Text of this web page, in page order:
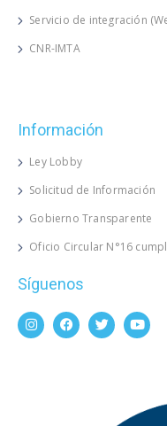
Servicio de integración
CNR-IMTA
Información
Ley Lobby
Solicitud de Información
Gobierno Transparente
Oficio Circular N°16
Síguenos